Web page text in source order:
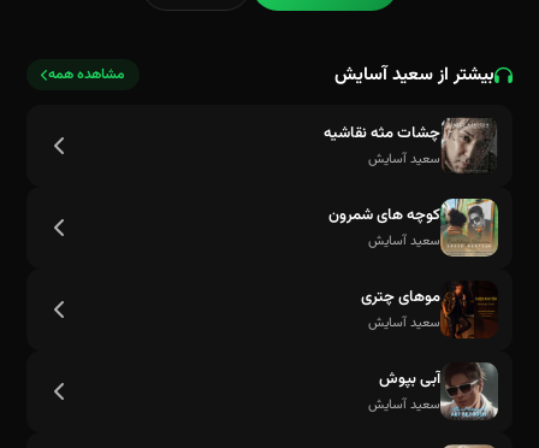
بیشتر از سعید آسایش مشاهده همه
چشات مثه نقاشیه
سعید آسایش
کوچه های شمرون
سعید آسایش
موهای چتری
سعید آسایش
آبی بپوش
سعید آسایش